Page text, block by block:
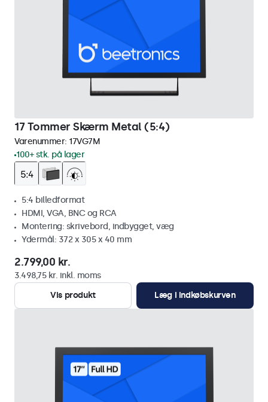
17 Tommer Skærm Metal (5:4)
Varenummer: 17VG7M
100+ stk. på lager
5:4 billedformat
HDMI, VGA, BNC og RCA
Montering: skrivebord, indbygget, væg
Ydermål: 372 x 305 x 40 mm
2.799,00 kr.
3.498,75 kr. inkl. moms
Vis produkt
Læg i indkøbskurven